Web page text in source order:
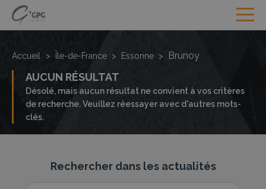
Accueil > Île-de-France > Essonne > Brunoy
AUCUN RÉSULTAT
Désolé, mais aucun résultat ne convient à vos critères
de recherche. Veuillez réessayer avec d'autres mots-
clés.
Rechercher dans les actualités